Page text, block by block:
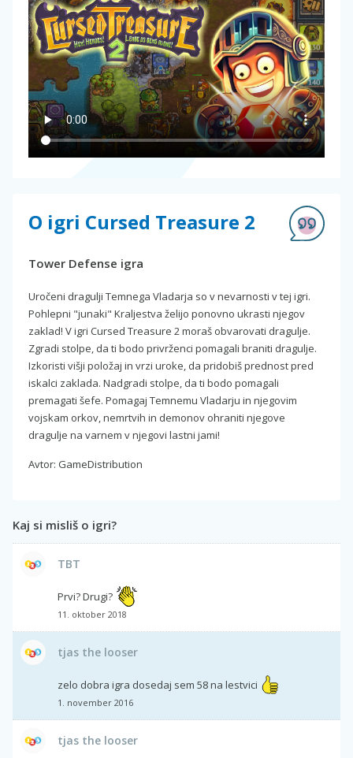
O igri Cursed Treasure 2
Tower Defense igra
Uročeni dragulji Temnega Vladarja so v nevarnosti v tej igri.
Pohlepni "junaki" Kraljestva želijo ponovno ukrasti njegov
zaklad! V igri Cursed Treasure 2 moraš obvarovati dragulje.
Zgradi stolpe, da ti bodo privrženci pomagali braniti dragulje.
Izkoristi višji položaj in vrzi uroke, da pridobiš prednost pred
iskalci zaklada. Nadgradi stolpe, da ti bodo pomagali
premagati šefe. Pomagaj Temnemu Vladarju in njegovim
vojskam orkov, nemrtvih in demonov ohraniti njegove
dragulje na varnem v njegovi lastni jami!
Avtor: GameDistribution
Kaj si misliš o igri?
TBT
Prvi? Drugi?
11. oktober 2018
tjas the looser
zelo dobra igra dosedaj sem 58 na lestvici
1. november 2016
tjas the looser